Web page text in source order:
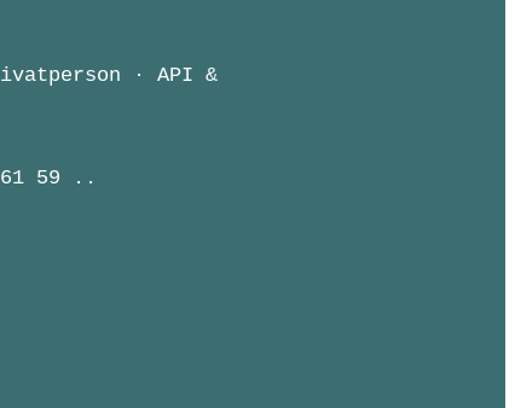
· API &
59 ..